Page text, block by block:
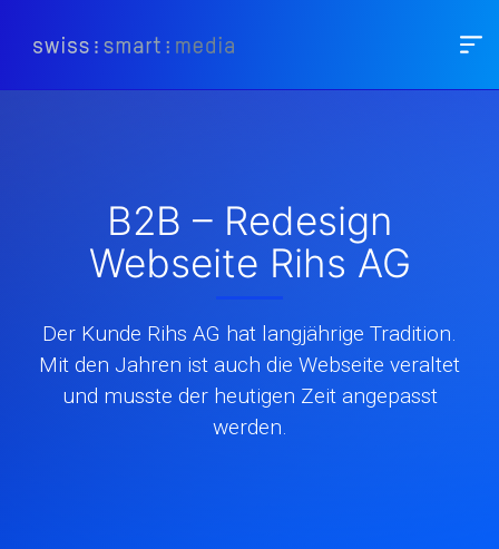
B2B – Redesign
Webseite Rihs AG
Der Kunde Rihs AG hat langjährige Tradition.
Mit den Jahren ist auch die Webseite veraltet
und musste der heutigen Zeit angepasst
werden.